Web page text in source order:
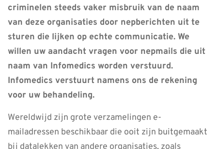
criminelen steeds vaker misbruik van de naam
van deze organisaties door nepberichten uit te
sturen die lijken op echte communicatie. We
willen uw aandacht vragen voor nepmails die uit
naam van Infomedics worden verstuurd.
Infomedics verstuurt namens ons de rekening
voor uw behandeling.
Wereldwijd zijn grote verzamelingen e-
mailadressen beschikbaar die ooit zijn buitgemaakt